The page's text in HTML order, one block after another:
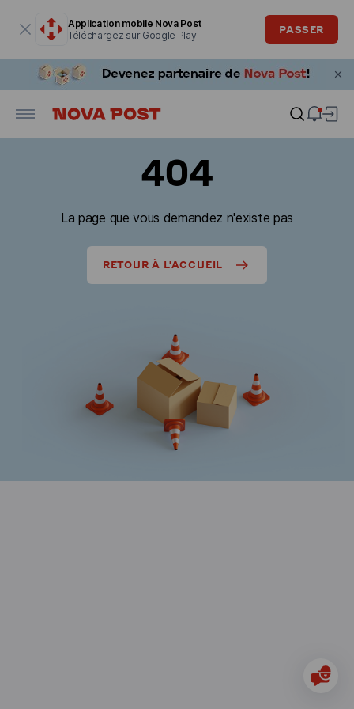
Application mobile Nova Post
Téléchargez sur Google Play
PASSER
404
La page que vous demandez n'existe pas
RETOUR À L'ACCUEIL